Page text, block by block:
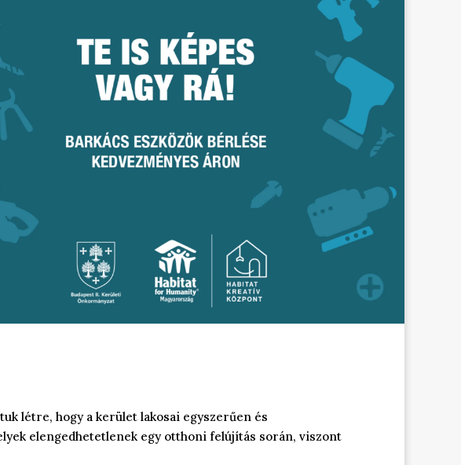
létre, hogy a kerület lakosai egyszerűen és
elengedhetetlenek egy otthoni felújítás során, viszont